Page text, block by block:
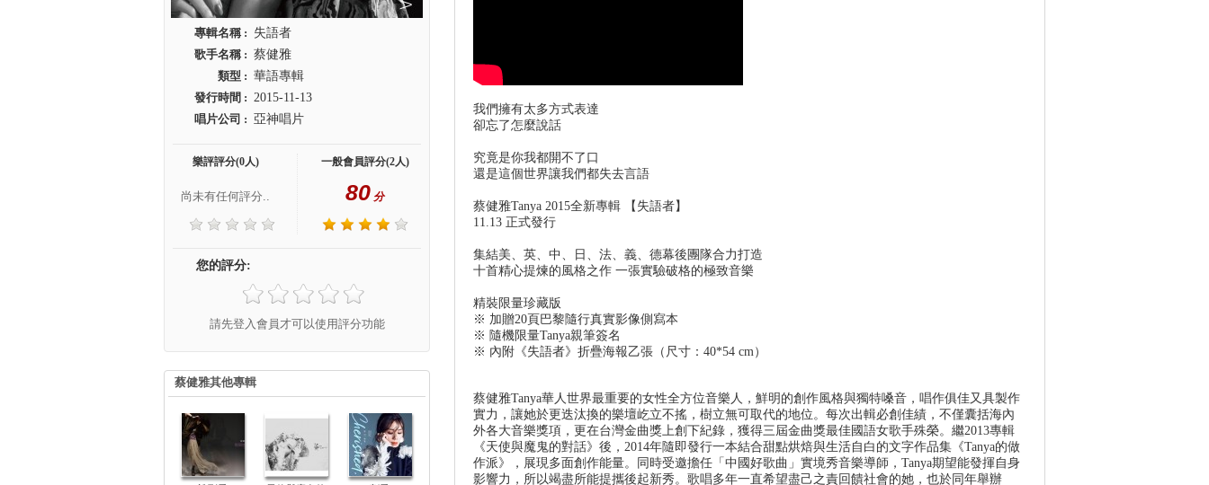
專輯名稱 : 失語者
歌手名稱 : 蔡健雅
類型 : 華語專輯
發行時間 : 2015-11-13
唱片公司 : 亞神唱片
樂評評分(0人)
尚未有任何評分..
一般會員評分(2人)
80 分
您的評分:
請先登入會員才可以使用評分功能
蔡健雅其他專輯
我們擁有太多方式表達
卻忘了怎麼說話
究竟是你我都開不了口
還是這個世界讓我們都失去言語
蔡健雅Tanya 2015全新專輯 【失語者】
11.13 正式發行
集結美、英、中、日、法、義、德幕後團隊合力打造
十首精心提煉的風格之作 一張實驗破格的極致音樂
精裝限量珍藏版
※ 加贈20頁巴黎隨行真實影像側寫本
※ 隨機限量Tanya親筆簽名
※ 內附《失語者》折疊海報乙張（尺寸：40*54 cm）
蔡健雅Tanya華人世界最重要的女性全方位音樂人，鮮明的創作風格與獨特嗓音，唱作俱佳又具製作
實力，讓她於更迭汰換的樂壇屹立不搖，樹立無可取代的地位。每次出輯必創佳績，不僅囊括海內
外各大音樂獎項，更在台灣金曲獎上創下紀錄，獲得三屆金曲獎最佳國語女歌手殊榮。繼2013專輯
《天使與魔鬼的對話》後，2014年隨即發行一本結合甜點烘焙與生活自白的文字作品集《Tanya的做
作派》，展現多面創作能量。同時受邀擔任「中國好歌曲」實境秀音樂導師，Tanya期望能發揮自身
影響力，所以竭盡所能提攜後起新秀。歌唱多年一直希望盡己之責回饋社會的她，也於同年舉辦